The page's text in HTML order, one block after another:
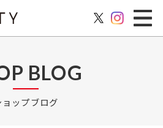
BLOG
ョップブログ